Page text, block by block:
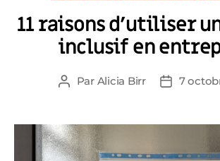
11 raisons d’utiliser
inclusif en
Auteur
Par Alicia Birr
Date
7